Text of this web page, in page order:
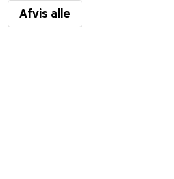
Afvis alle